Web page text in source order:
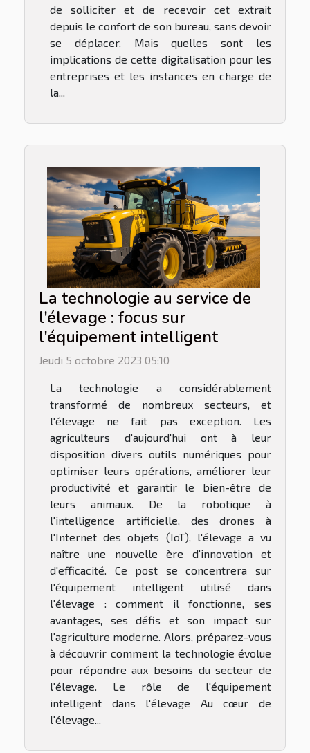
de solliciter et de recevoir cet extrait
depuis le confort de son bureau, sans devoir
se déplacer. Mais quelles sont les
implications de cette digitalisation pour les
entreprises et les instances en charge de
la...
La technologie au service de
l'élevage : focus sur
l'équipement intelligent
Jeudi 5 octobre 2023 05:10
La technologie a considérablement
transformé de nombreux secteurs, et
l'élevage ne fait pas exception. Les
agriculteurs d'aujourd'hui ont à leur
disposition divers outils numériques pour
optimiser leurs opérations, améliorer leur
productivité et garantir le bien-être de
leurs animaux. De la robotique à
l'intelligence artificielle, des drones à
l'Internet des objets (IoT), l'élevage a vu
naître une nouvelle ère d'innovation et
d'efficacité. Ce post se concentrera sur
l'équipement intelligent utilisé dans
l'élevage : comment il fonctionne, ses
avantages, ses défis et son impact sur
l'agriculture moderne. Alors, préparez-vous
à découvrir comment la technologie évolue
pour répondre aux besoins du secteur de
l'élevage. Le rôle de l'équipement
intelligent dans l'élevage Au cœur de
l'élevage...